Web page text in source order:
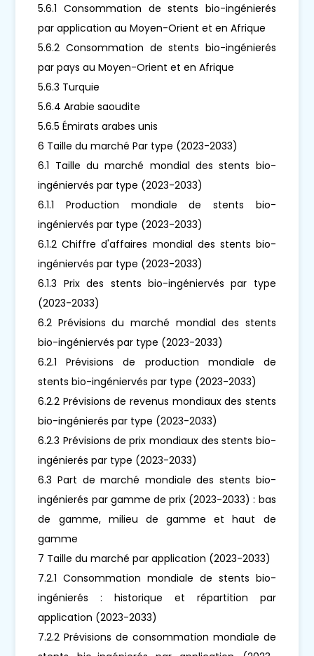
5.6.1 Consommation de stents bio-ingénierés
par application au Moyen-Orient et en Afrique
5.6.2 Consommation de stents bio-ingénierés
par pays au Moyen-Orient et en Afrique
5.6.3 Turquie
5.6.4 Arabie saoudite
5.6.5 Émirats arabes unis
6 Taille du marché Par type (2023-2033)
6.1 Taille du marché mondial des stents bio-
ingéniervés par type (2023-2033)
6.1.1 Production mondiale de stents bio-
ingéniervés par type (2023-2033)
6.1.2 Chiffre d'affaires mondial des stents bio-
ingéniervés par type (2023-2033)
6.1.3 Prix des stents bio-ingéniervés par type
(2023-2033)
6.2 Prévisions du marché mondial des stents
bio-ingéniervés par type (2023-2033)
6.2.1 Prévisions de production mondiale de
stents bio-ingéniervés par type (2023-2033)
6.2.2 Prévisions de revenus mondiaux des stents
bio-ingénierés par type (2023-2033)
6.2.3 Prévisions de prix mondiaux des stents bio-
ingénierés par type (2023-2033)
6.3 Part de marché mondiale des stents bio-
ingénierés par gamme de prix (2023-2033) : bas
de gamme, milieu de gamme et haut de
gamme
7 Taille du marché par application (2023-2033)
7.2.1 Consommation mondiale de stents bio-
ingénierés : historique et répartition par
application (2023-2033)
7.2.2 Prévisions de consommation mondiale de